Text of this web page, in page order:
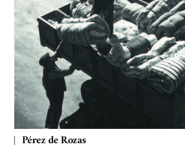
Pérez de Rozas